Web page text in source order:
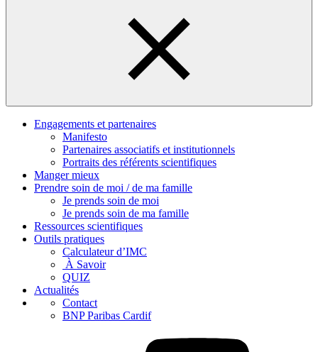
Engagements et partenaires
Manifesto
Partenaires associatifs et institutionnels
Portraits des référents scientifiques
Manger mieux
Prendre soin de moi / de ma famille
Je prends soin de moi
Je prends soin de ma famille
Ressources scientifiques
Outils pratiques
Calculateur d’IMC
À Savoir
QUIZ
Actualités
Contact
BNP Paribas Cardif